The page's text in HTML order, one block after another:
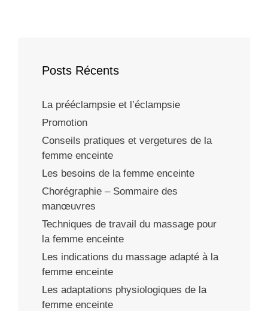
Posts Récents
La prééclampsie et l’éclampsie
Promotion
Conseils pratiques et vergetures de la
femme enceinte
Les besoins de la femme enceinte
Chorégraphie – Sommaire des
manœuvres
Techniques de travail du massage pour
la femme enceinte
Les indications du massage adapté à la
femme enceinte
Les adaptations physiologiques de la
femme enceinte